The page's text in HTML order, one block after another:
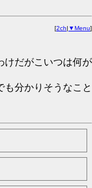
[2ch| ▼Menu]
けだがこいつは何が
も分かりそうなこと